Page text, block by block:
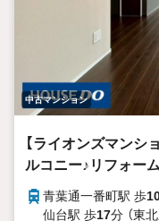
中古マンション
【ライオンズマンシ
ルコニー♪リフォー
青葉通一番町駅 歩
仙台駅 歩17分 （東